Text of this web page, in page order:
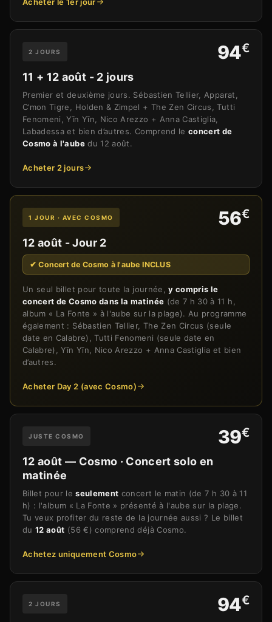
2 JOURS 94€
11 + 12 août - 2 jours
Premier et deuxième jours. Sébastien Tellier, Apparat,
C’mon Tigre, Holden & Zimpel + The Zen Circus, Tutti
Fenomeni, Yīn Yīn, Nico Arezzo + Anna Castiglia,
Labadessa et bien d’autres. Comprend leconcert de
Cosmo à l'aubedu 12 août.
Acheter 2 jours
1 JOUR · AVEC COSMO 56€
12 août - Jour 2
✔ Concert de Cosmo à l'aube INCLUS
Un seul billet pour toute la journée,y compris le
concert de Cosmo dans la matinée (de 7 h 30 à 11 h,
album « La Fonte » à l'aube sur la plage). Au programme
également : Sébastien Tellier, The Zen Circus (seule
date en Calabre), Tutti Fenomeni (seule date en
Calabre), Yīn Yīn, Nico Arezzo + Anna Castiglia et bien
d’autres.
Acheter Day 2 (avec Cosmo)
JUSTE COSMO 39€
12 août — Cosmo · Concert solo en
matinée
Billet pour leseulement concert le matin (de 7 h 30 à 11
h) : l'album « La Fonte » présenté à l'aube sur la plage.
Tu veux profiter du reste de la journée aussi ? Le billet
du12 août (56 €) comprend déjà Cosmo.
Achetez uniquement Cosmo
2 JOURS 94€